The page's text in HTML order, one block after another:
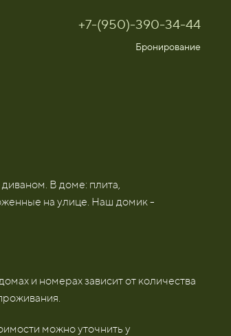
+7-(950)-390-34-44
Бронирование
В доме: плита,
на улице. Наш домик -
и номерах зависит от количества
можно уточнить у